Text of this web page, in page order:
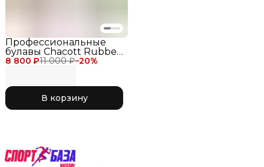
8 800 ₽11 000 ₽−20%
Профессиональные
булавы Chacott Rubber
Clubs 41 см для
Yellow x Black
В корзину